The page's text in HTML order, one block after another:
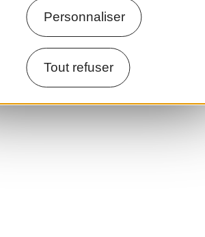
Personnaliser
Tout refuser